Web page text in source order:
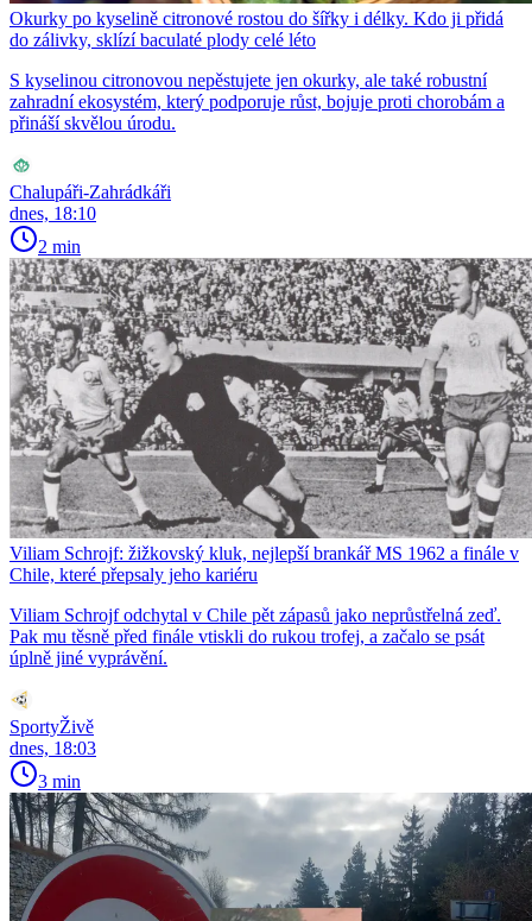
Okurky po kyselině citronové rostou do šířky i délky. Kdo ji přidá
do zálivky, sklízí baculaté plody celé léto
S kyselinou citronovou nepěstujete jen okurky, ale také robustní
zahradní ekosystém, který podporuje růst, bojuje proti chorobám a
přináší skvělou úrodu.
Chalupáři-Zahrádkáři
dnes, 18:10
2 min
Viliam Schrojf: žižkovský kluk, nejlepší brankář MS 1962 a finále v
Chile, které přepsaly jeho kariéru
Viliam Schrojf odchytal v Chile pět zápasů jako neprůstřelná zeď.
Pak mu těsně před finále vtiskli do rukou trofej, a začalo se psát
úplně jiné vyprávění.
SportyŽivě
dnes, 18:03
3 min